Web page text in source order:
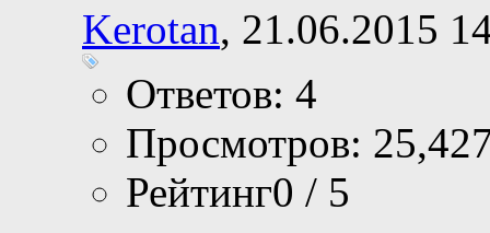
Kerotan, 21.06.2015
Ответов: 4
Просмотров:
Рейтинг0 / 5